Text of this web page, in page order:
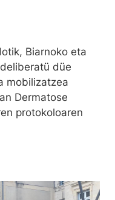
Biarnoko eta
düe
mobilizatzea
Dermatose
protokoloaren